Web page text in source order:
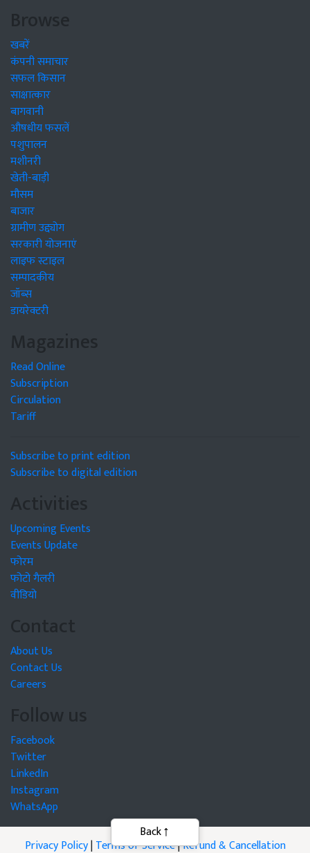
Browse
खबरें
कंपनी समाचार
सफल किसान
साक्षात्कार
बागवानी
औषधीय फसलें
पशुपालन
मशीनरी
खेती-बाड़ी
मौसम
बाजार
ग्रामीण उद्द्योग
सरकारी योजनाएं
लाइफ स्टाइल
सम्पादकीय
जॉब्स
डायरेक्टरी
Magazines
Read Online
Subscription
Circulation
Tariff
Subscribe to print edition
Subscribe to digital edition
Activities
Upcoming Events
Events Update
फोरम
फोटो गैलरी
वीडियो
Contact
About Us
Contact Us
Careers
Follow us
Facebook
Twitter
LinkedIn
Instagram
WhatsApp
Privacy Policy|Terms of Service|Refund & Cancellation